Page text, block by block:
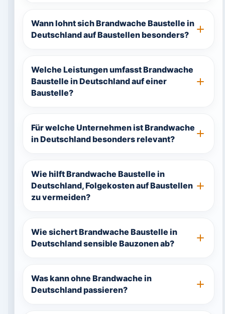
Wann lohnt sich Brandwache Baustelle in
Deutschland auf Baustellen besonders?
Welche Leistungen umfasst Brandwache
Baustelle in Deutschland auf einer
Baustelle?
Für welche Unternehmen ist Brandwache
in Deutschland besonders relevant?
Wie hilft Brandwache Baustelle in
Deutschland, Folgekosten auf Baustellen
zu vermeiden?
Wie sichert Brandwache Baustelle in
Deutschland sensible Bauzonen ab?
Was kann ohne Brandwache in
Deutschland passieren?